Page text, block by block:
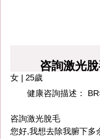
咨詢激光
女 | 25歲
健康咨詢描述：
咨詢激光脫毛
您好,我想去除我腑下多